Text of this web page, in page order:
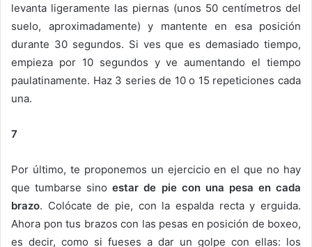
levanta ligeramente las piernas (unos 50 centímetros del
suelo, aproximadamente) y mantente en esa posición
durante 30 segundos. Si ves que es demasiado tiempo,
empieza por 10 segundos y ve aumentando el tiempo
paulatinamente. Haz 3 series de 10 o 15 repeticiones cada
una.
7
Por último, te proponemos un ejercicio en el que no hay
que tumbarse sinoestar de pie con una pesa en cada
brazo. Colócate de pie, con la espalda recta y erguida.
Ahora pon tus brazos con las pesas en posición de boxeo,
es decir, como si fueses a dar un golpe con ellas: los